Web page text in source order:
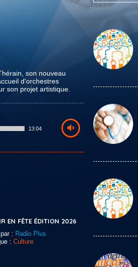
son nouveau
d'orchestres
son projet artistique.
13:04
EN FÊTE ÉDITION 2026
: Radio Plus
: Culture